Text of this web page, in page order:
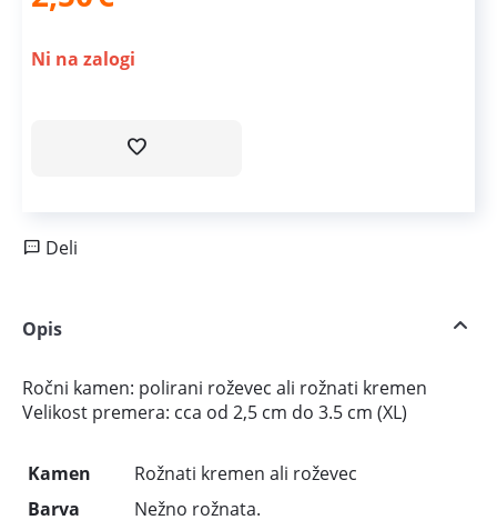
Ni na zalogi
Deli
Opis
Ročni kamen: polirani roževec ali rožnati kremen
Velikost premera: cca od 2,5 cm do 3.5 cm (XL)
Kamen
Rožnati kremen ali roževec
Barva
Nežno rožnata.